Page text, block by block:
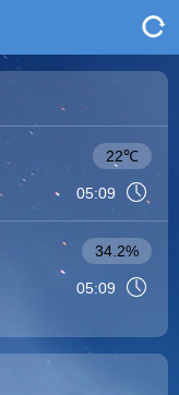
22℃
05:09
34.2%
05:09